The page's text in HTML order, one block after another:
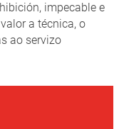
impecable e
a técnica, o
ao servizo